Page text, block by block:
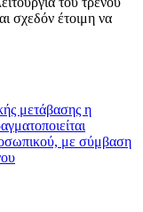
σχεδόν έτοιμη να
μετάβασης η
με σύμβαση